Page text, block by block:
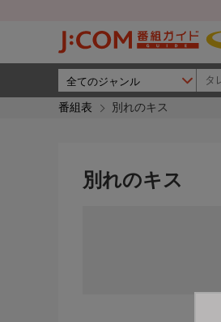
番組表 別れのキス
別れのキス